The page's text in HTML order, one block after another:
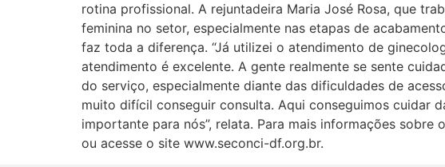
rotina profissional. A rejuntadeira Maria José Rosa, que
feminina no setor, especialmente nas etapas de
faz toda a diferença. “Já utilizei o atendimento de
atendimento é excelente. A gente realmente se sente
do serviço, especialmente diante das dificuldades de
muito difícil conseguir consulta. Aqui conseguimos cuidar
importante para nós”, relata. Para mais informações
ou acesse o site www.seconci-df.org.br.